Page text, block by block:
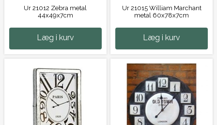
Ur 21012 Zebra metal
44x49x7cm
Læg i kurv
Ur 21015 William Marchant
metal 60x78x7cm
Læg i kurv